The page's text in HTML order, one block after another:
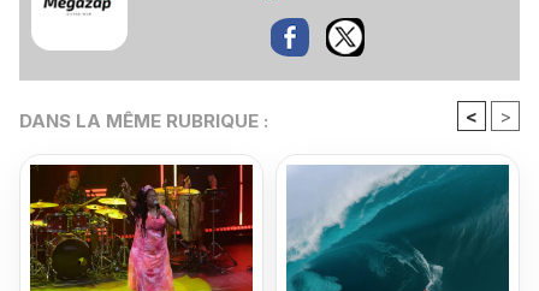
DANS LA MÊME RUBRIQUE : < >